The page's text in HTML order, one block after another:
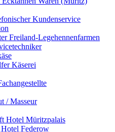
Kundenservice
Freiland-Legehennenfarmen
Käserei
/ Masseur
Hotel Müritzpalais
Federow